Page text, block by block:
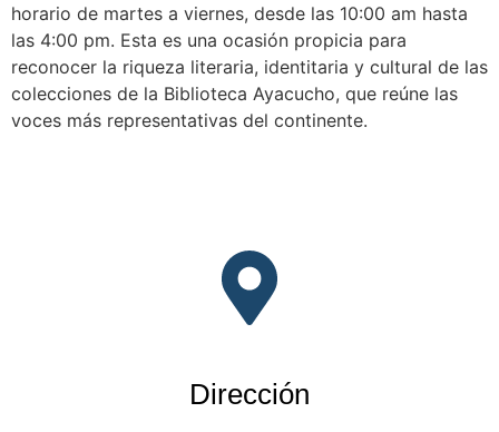
horario de martes a viernes, desde las 10:00 am hasta
las 4:00 pm. Esta es una ocasión propicia para
reconocer la riqueza literaria, identitaria y cultural de las
colecciones de la Biblioteca Ayacucho, que reúne las
voces más representativas del continente.
Dirección